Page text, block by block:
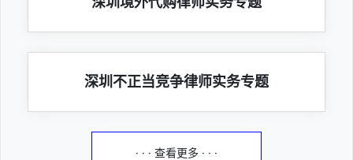
深圳不正当竞争律师实务专题
· · · 查看更多 · · ·